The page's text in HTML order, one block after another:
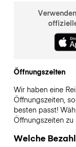
Öffnungszeiten
Wir haben eine
Öffnungszeiten,
besten passt!
Öffnungszeiten zu
Welche